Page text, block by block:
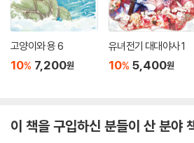
고양이와 용 6
10% 7,200원
유녀전기 대대야사 1
10% 5,400원
이 책을 구입하신 분들이 산 분야